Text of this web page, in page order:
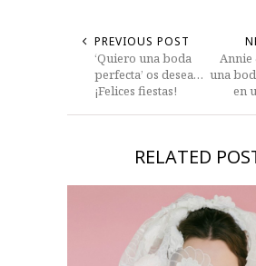
PREVIOUS POST
‘Quiero una boda
perfecta’ os desea…
¡Felices fiestas!
Annie
una
en
RELATED